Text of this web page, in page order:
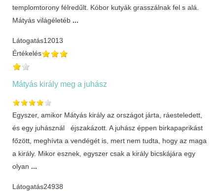
templomtorony félredűlt. Kóbor kutyák grasszálnak fel s alá.
Mátyás világéletéb ...
Látogatás12013
Értékelés
Mátyás király meg a juhász
Egyszer, amikor Mátyás király az országot járta, ráesteledett,
és egy juhásznál éjszakázott. A juhász éppen birkapaprikást
főzött, meghívta a vendégét is, mert nem tudta, hogy az maga
a király. Mikor esznek, egyszer csak a király bicskájára egy
olyan ...
Látogatás24938